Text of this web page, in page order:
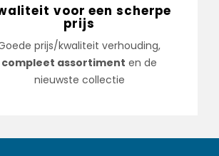
voor een scherpe
prijs
prijs/kwaliteit verhouding,
compleet assortiment en de
nieuwste collectie